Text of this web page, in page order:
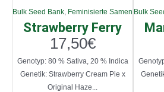
Bulk Seed Bank, Feminisierte Samen
Strawberry Ferry
17,50€
Genotyp: 80 % Sativa, 20 % Indica
Genetik: Strawberry Cream Pie x
Original Haze...
Bulk